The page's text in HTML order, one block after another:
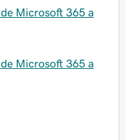
Microsoft 365 a
Microsoft 365 a